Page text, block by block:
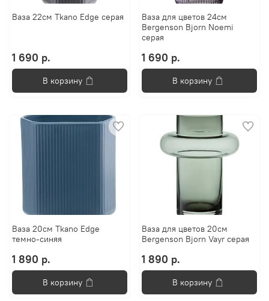
Ваза 22см Tkano Edge серая
1 690 р.
В корзину
Ваза для цветов 24см
Bergenson Bjorn Noemi
серая
1 690 р.
В корзину
Ваза 20см Tkano Edge
темно-синяя
1 890 р.
В корзину
Ваза для цветов 20см
Bergenson Bjorn Vayr серая
1 890 р.
В корзину